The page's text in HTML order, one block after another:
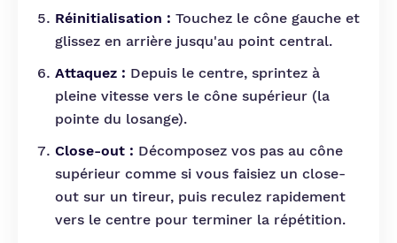
Réinitialisation : Touchez le cône gauche et
glissez en arrière jusqu'au point central.
Attaquez : Depuis le centre, sprintez à
pleine vitesse vers le cône supérieur (la
pointe du losange).
Close-out : Décomposez vos pas au cône
supérieur comme si vous faisiez un close-
out sur un tireur, puis reculez rapidement
vers le centre pour terminer la répétition.